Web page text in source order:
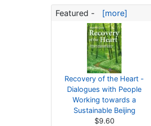
Featured - [more]
Recovery of the Heart -
Dialogues with People
Working towards a
Sustainable Beijing
$9.60